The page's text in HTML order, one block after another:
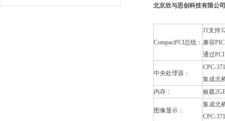
北京欣与思创科技有限公
CompactPCI总线：
J1支持
兼容
通过
中央处理器：
CPC-
集成北
内存：
板载
图像显示：
集成北
CPC-